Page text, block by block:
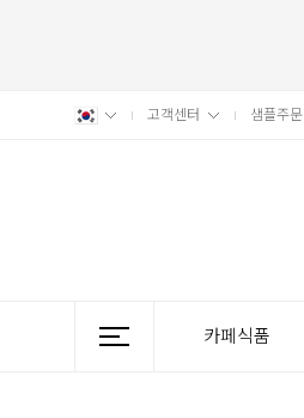
고객센터 샘플주문
카페식품